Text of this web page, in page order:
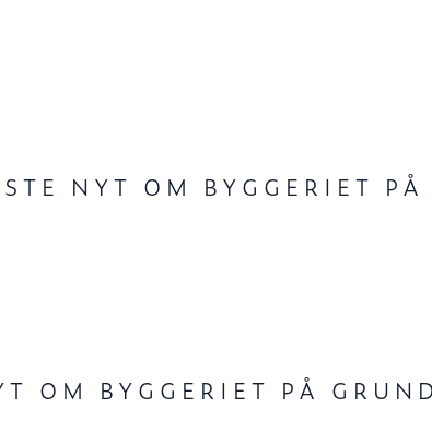
NYT OM BYGGERIET PÅ
OM BYGGERIET PÅ